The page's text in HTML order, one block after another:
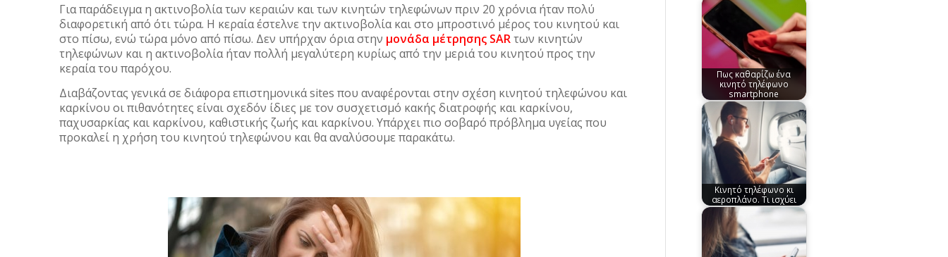
Για παράδειγμα η ακτινοβολία των κεραιών και των κινητών τηλεφώνων πριν 20 χρόνια ήταν πολύ
διαφορετική από ότι τώρα. Η κεραία έστελνε την ακτινοβολία και στο μπροστινό μέρος του κινητού και
στο πίσω, ενώ τώρα μόνο από πίσω. Δεν υπήρχαν όρια στην μονάδα μέτρησης SARτων κινητών
τηλεφώνων και η ακτινοβολία ήταν πολλή μεγαλύτερη κυρίως από την μεριά του κινητού προς την
κεραία του παρόχου.
Διαβάζοντας γενικά σε διάφορα επιστημονικά sites που αναφέρονται στην σχέση κινητού τηλεφώνου και
καρκίνου οι πιθανότητες είναι σχεδόν ίδιες με τον συσχετισμό κακής διατροφής και καρκίνου,
παχυσαρκίας και καρκίνου, καθιστικής ζωής και καρκίνου. Υπάρχει πιο σοβαρό πρόβλημα υγείας που
προκαλεί η χρήση του κινητού τηλεφώνου και θα αναλύσουμε παρακάτω.
Πως καθαρίζω ένα
κινητό τηλέφωνο
smartphone
Κινητό τηλέφωνο κι
αεροπλάνο. Τι ισχύει